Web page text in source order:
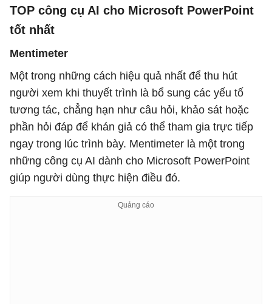
TOP công cụ AI cho Microsoft PowerPoint
tốt nhất
Mentimeter
Một trong những cách hiệu quả nhất để thu hút
người xem khi thuyết trình là bổ sung các yếu tố
tương tác, chẳng hạn như câu hỏi, khảo sát hoặc
phần hỏi đáp để khán giả có thể tham gia trực tiếp
ngay trong lúc trình bày. Mentimeter là một trong
những công cụ AI dành cho Microsoft PowerPoint
giúp người dùng thực hiện điều đó.